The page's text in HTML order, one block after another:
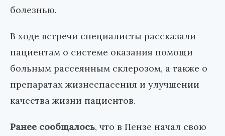
болезнью.
В ходе встречи специалисты рассказали
пациентам о системе оказания помощи
больным рассеянным склерозом, а также о
препаратах жизнеспасения и улучшении
качества жизни пациентов.
Ранее сообщалось, что в Пензе начал свою